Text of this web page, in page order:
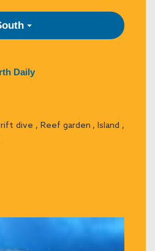
Daily
dive , Reef garden , Island ,